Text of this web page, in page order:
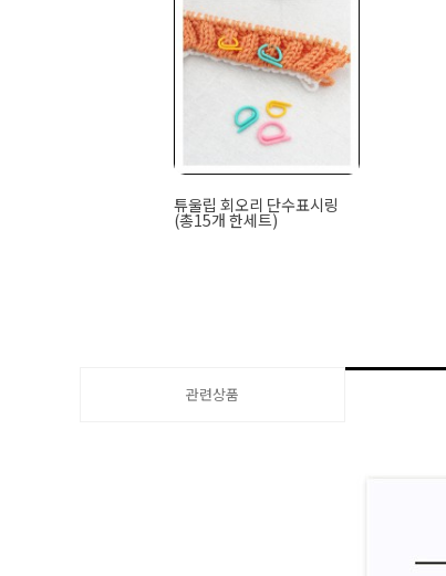
튜울립 회오리 단수표시링
(총15개 한세트)
관련상품